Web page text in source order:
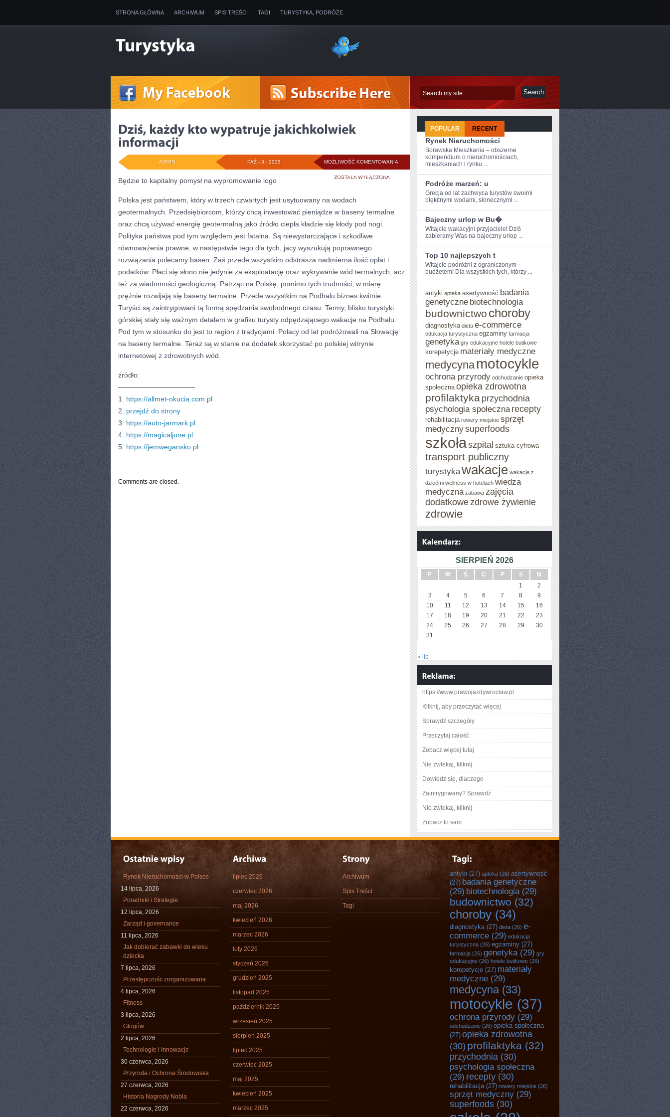
STRONA GŁÓWNA ARCHIWUM SPIS TREŚCI TAGI TURYSTYKA, PODRÓŻE
MOŻLIWOŚĆ KOMENTOWANIA DZIŚ,
KAŻDY
WYPATRUJE
JAKICHKOLWIEK
INFORMACJI
ZOSTAŁA WYŁĄCZONA
PAŹ - 3 - 2025
ADMIN
Będzie to kapitalny pomysł na wypromowanie logo
Polska jest państwem, który w trzech czwartych jest usytuowany na wodach
geotermalnych. Przedsiębiorcom, którzy chcą inwestować pieniądze w baseny termalne
oraz chcą używać energię geotermalną jako źródło ciepła kładzie się kłody pod nogi.
Polityka państwa pod tym względem jest fatalna. Są niewystarczające i szkodliwe
równoważenia prawne, w następstwie tego dla tych, jacy wyszukują poprawnego
rozwiązania polecamy basen. Zaś przede wszystkim odstrasza nadmierna ilość opłat i
podatków. Płaci się słono nie jedynie za eksploatację oraz wykrywanie wód termalnych, acz
też za wiadomości geologiczną. Patrząc na Polskę, pomimo tych trudności, w miarę
prężnie rozwijają się baseny termalne. Przede wszystkim na Podhalu biznes kwitnie.
Turyści są zaintrygowani tą formą spędzania swobodnego czasu. Termy, blisko turystyki
górskiej stały się ważnym detalem w grafiku turysty odpędzającego wakacje na Podhalu.
Pod tym w stosunku do jest to region z tradycjami. Polacy od lat podróżowali na Słowację
na baseny termalne. Teraz są w stanie na dodatek skorzystać po polskiej witrynie
internetowej z zdrowotnych wód.
źródło:
———————————
1. https://allmet-okucia.com.pl
2. przejdź do strony
3. https://auto-jarmark.pl
4. https://magicaljune.pl
5. https://jemwegansko.pl
Comments are closed.
POPULAR RECENT
Rynek Nieruchomości
Borawska Mieszkania – obszerne
kompendium o nieruchomościach,
mieszkaniach i rynku ...
Podróże marzeń: u
Grecja od ⁣lat zachwyca turystów swoimi
błękitnymi wodami, słonecznymi ...
Bajeczny urlop w Bu�
Witajcie wakacyjni przyjaciele! Dziś​
zabieramy Was na bajeczny urlop ...
Top 10 najlepszych t
Witajcie podróżni z ograniczonym
budżetem!‌ Dla wszystkich tych, którzy ...
antyki apteka asertywność badania
genetyczne biotechnologia
budownictwo choroby
diagnostyka dieta e-commerce
edukacja turystyczna egzaminy farmacja
genetyka gry edukacyjne hotele butikowe
korepetycje materiały medyczne
medycyna motocykle
ochrona przyrody odchudzanie opieka
społeczna opieka zdrowotna
profilaktyka przychodnia
psychologia społeczna recepty
rehabilitacja rowery miejskie sprzęt
medycznysuperfoods
szkołaszpital sztuka cyfrowa
transport publiczny
turystykawakacje wakacje z
dziećmi wellness w hotelach wiedza
medyczna zabawa zajęcia
dodatkowezdrowe żywienie
zdrowie
SIERPIEŃ 2026
P W Ś C P S
N
1
2
3
4 5 6 7 8
9
10
11 12 13 14 15
16
17
18 19 20 21 22
23
24
25 26 27 28 29
30
31
« lip
https://www.prawojazdywroclaw.pl
Kliknij, aby przeczytać więcej
Sprawdź szczegóły
Przeczytaj całość
Zobacz więcej tutaj
Nie zwlekaj, kliknij
Dowiedz się, dlaczego
Zaintrygowany? Sprawdź
Nie zwlekaj, kliknij
Zobacz to sam
Rynek Nieruchomości w Polsce
14 lipca, 2026
Poradniki i Strategie
12 lipca, 2026
Zarząd i governance
11 lipca, 2026
Jak dobierać zabawki do wieku
dziecka
7 lipca, 2026
Przestępczośc zorganizowana
4 lipca, 2026
Fitness
3 lipca, 2026
Głogów
2 lipca, 2026
Technologie i Innowacje
30 czerwca, 2026
Przyroda i Ochrona Środowiska
27 czerwca, 2026
Historia Nagrody Nobla
22 czerwca, 2026
lipiec 2026
czerwiec 2026
maj 2026
kwiecień 2026
marzec 2026
luty 2026
styczeń 2026
grudzień 2025
listopad 2025
październik 2025
wrzesień 2025
sierpień 2025
lipiec 2025
czerwiec 2025
maj 2025
kwiecień 2025
marzec 2025
Archiwum
Spis Treści
Tagi
antyki (27) apteka (26) asertywność
(27) badania genetyczne
(29) biotechnologia (29)
budownictwo (32)
choroby (34)
diagnostyka(27) dieta (26) e-
commerce (29) edukacja
turystyczna (26) egzaminy (27)
farmacja (26) genetyka (29) gry
edukacyjne (26) hotele butikowe (26)
korepetycje (27) materiały
medyczne (29)
medycyna(33)
motocykle (37)
ochrona przyrody (29)
odchudzanie (26) opieka społeczna
(27) opieka zdrowotna
(30) profilaktyka (32)
przychodnia (30)
psychologia społeczna
(29) recepty (30)
rehabilitacja(27) rowery miejskie (26)
sprzęt medyczny (29)
superfoods (30)